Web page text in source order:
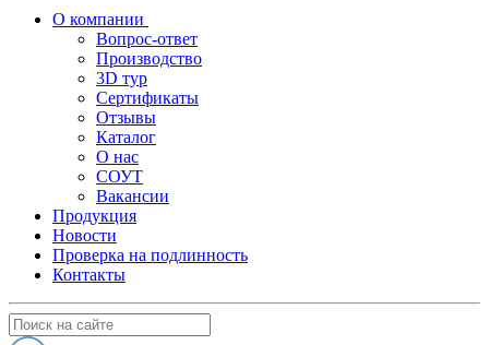
О компании
Вопрос-ответ
Производство
3D тур
Сертификаты
Отзывы
Каталог
О нас
СОУТ
Вакансии
Продукция
Новости
Проверка на подлинность
Контакты